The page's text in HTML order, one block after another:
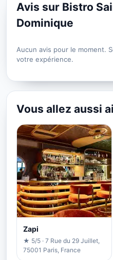
Avis sur Bistro
Dominique
Aucun avis pour le moment.
votre expérience.
Vous allez aussi
Zapi
★ 5/5 · 7 Rue du 29 Juillet,
75001 Paris, France